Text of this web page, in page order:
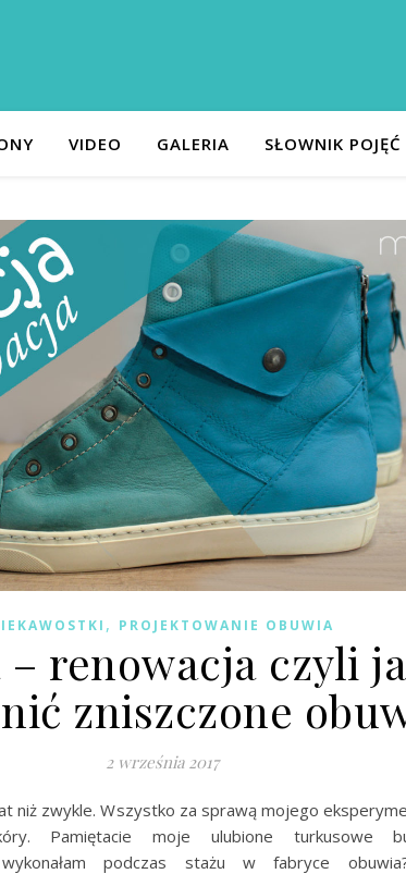
VIDEO GALERIA SŁOWNIK POJĘĆ
, PROJEKTOWANIE OBUWIA
– renowacja czyli
zniszczone
2 września 2017
niż zwykle. Wszystko za sprawą mojego
Pamiętacie moje ulubione turkusowe
podczas stażu w fabryce